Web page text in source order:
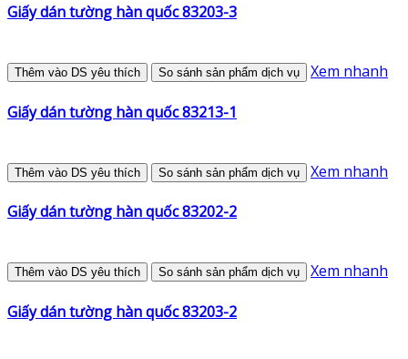
Giấy dán tường hàn quốc 83203-3
Thêm vào DS yêu thích So sánh sản phẩm dịch vụ Xem nhanh
Giấy dán tường hàn quốc 83213-1
Thêm vào DS yêu thích So sánh sản phẩm dịch vụ Xem nhanh
Giấy dán tường hàn quốc 83202-2
Thêm vào DS yêu thích So sánh sản phẩm dịch vụ Xem nhanh
Giấy dán tường hàn quốc 83203-2